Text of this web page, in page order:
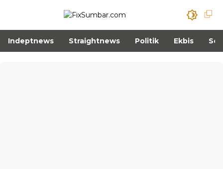
Indeptnews Straightnews Politik Ekbis